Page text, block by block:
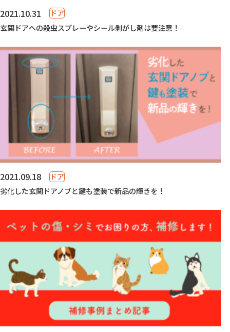
2021.10.31
ドア
玄関ドアへの殺虫スプレーやシール剥がし剤は要注意！
2021.09.18
ドア
劣化した玄関ドアノブと鍵も塗装で新品の輝きを！